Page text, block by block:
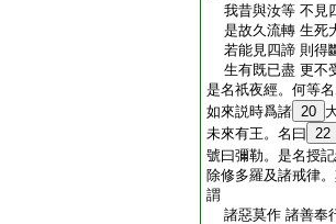
我昔與汝等 不見
是故久流轉 生死
若能見四諦 則得
生有既已盡 更不
是名祇夜經。何等
如來説時爲諸 20
未來有王。名曰 22
號曰彌勒。是名授
除修多羅及諸戒律
謂
諸惡莫作 諸善奉